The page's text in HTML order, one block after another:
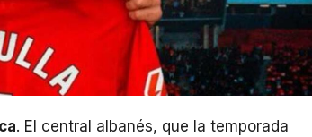
. El central albanés, que la temporada